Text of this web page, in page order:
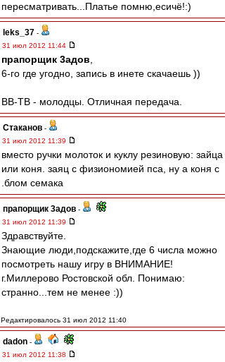
пересматривать...Платье помню,есичё!:)
leks_37 -
31 июл 2012 11:44
прапорщик 3адoв
6-го где угодно, запись в инете скачаешь ))
ВВ-ТВ - молодцы. Отличная передача.
Cтаканов -
31 июл 2012 11:39
вместо ручки молоток и куклу резиновую: зайца
или коня. заяц с физиономией пса, ну а коня с
.блом семака
прапорщик 3адoв -
31 июл 2012 11:39
Здравствуйте.
Знающие люди,подскажите,где 6 числа можно
посмотреть нашу игру в ВНИМАНИЕ!
г.Миллерово Ростовской обл. Понимаю:
странно...тем не менее :))
Редактировалось 31 июл 2012 11:40
dadon -
31 июл 2012 11:38